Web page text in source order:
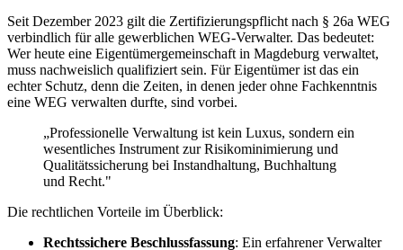
Seit Dezember 2023 gilt die Zertifizierungspflicht nach § 26a WEG
verbindlich für alle gewerblichen WEG-Verwalter. Das bedeutet:
Wer heute eine Eigentümergemeinschaft in Magdeburg verwaltet,
muss nachweislich qualifiziert sein. Für Eigentümer ist das ein
echter Schutz, denn die Zeiten, in denen jeder ohne Fachkenntnis
eine WEG verwalten durfte, sind vorbei.
„Professionelle Verwaltung ist kein Luxus, sondern ein
wesentliches Instrument zur Risikominimierung und
Qualitätssicherung bei Instandhaltung, Buchhaltung
und Recht."
Die rechtlichen Vorteile im Überblick:
Rechtssichere Beschlussfassung: Ein erfahrener Verwalter